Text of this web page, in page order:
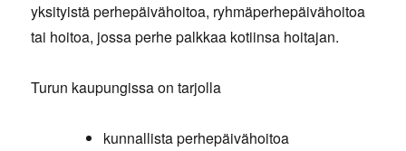
yksityistä perhepäivähoitoa, ryhmäperhepäivähoitoa
tai hoitoa, jossa perhe palkkaa kotiinsa hoitajan.
Turun kaupungissa on tarjolla
kunnallista perhepäivähoitoa